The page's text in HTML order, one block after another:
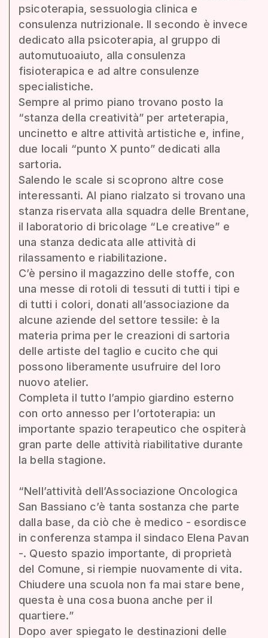
psicoterapia, sessuologia clinica e
consulenza nutrizionale. Il secondo è invece
dedicato alla psicoterapia, al gruppo di
automutuoaiuto, alla consulenza
fisioterapica e ad altre consulenze
specialistiche.
Sempre al primo piano trovano posto la
“stanza della creatività” per arteterapia,
uncinetto e altre attività artistiche e, infine,
due locali “punto X punto” dedicati alla
sartoria.
Salendo le scale si scoprono altre cose
interessanti. Al piano rialzato si trovano una
stanza riservata alla squadra delle Brentane,
il laboratorio di bricolage “Le creative” e
una stanza dedicata alle attività di
rilassamento e riabilitazione.
C’è persino il magazzino delle stoffe, con
una messe di rotoli di tessuti di tutti i tipi e
di tutti i colori, donati all’associazione da
alcune aziende del settore tessile: è la
materia prima per le creazioni di sartoria
delle artiste del taglio e cucito che qui
possono liberamente usufruire del loro
nuovo atelier.
Completa il tutto l’ampio giardino esterno
con orto annesso per l’ortoterapia: un
importante spazio terapeutico che ospiterà
gran parte delle attività riabilitative durante
la bella stagione.
“Nell’attività dell’Associazione Oncologica
San Bassiano c’è tanta sostanza che parte
dalla base, da ciò che è medico - esordisce
in conferenza stampa il sindaco Elena Pavan
-. Questo spazio importante, di proprietà
del Comune, si riempie nuovamente di vita.
Chiudere una scuola non fa mai stare bene,
questa è una cosa buona anche per il
quartiere.”
Dopo aver spiegato le destinazioni delle